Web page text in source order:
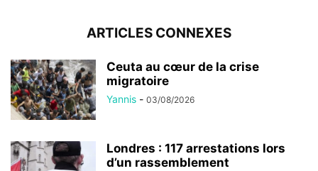
ARTICLES CONNEXES
Ceuta au cœur de la crise
migratoire
Yannis - 03/08/2026
Londres : 117 arrestations lors
d’un rassemblement